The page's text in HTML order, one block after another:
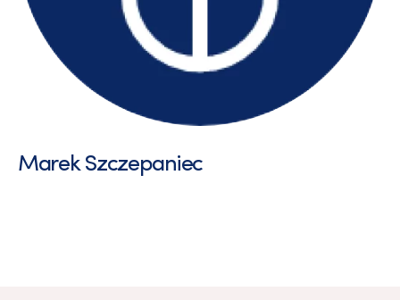
Marek Szczepaniec